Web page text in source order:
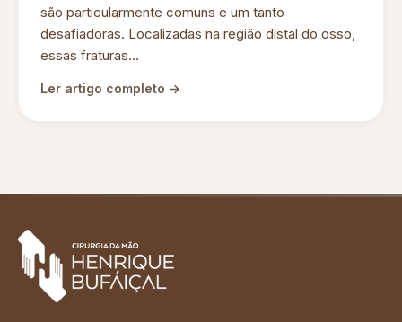
são particularmente comuns e um tanto
desafiadoras. Localizadas na região distal do osso,
essas fraturas...
Ler artigo completo →